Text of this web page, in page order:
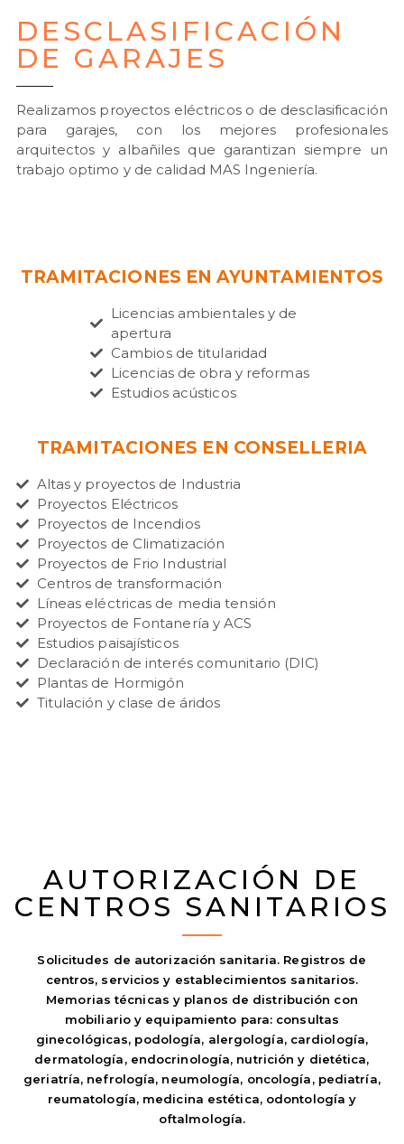
DESCLASIFICACIÓN
DE GARAJES
Realizamos proyectos eléctricos o de desclasificación
para garajes, con los mejores profesionales
arquitectos y albañiles que garantizan siempre un
trabajo optimo y de calidad MAS Ingeniería.
TRAMITACIONES EN AYUNTAMIENTOS
Licencias ambientales y de
apertura
Cambios de titularidad
Licencias de obra y reformas
Estudios acústicos
TRAMITACIONES EN CONSELLERIA
Altas y proyectos de Industria
Proyectos Eléctricos
Proyectos de Incendios
Proyectos de Climatización
Proyectos de Frio Industrial
Centros de transformación
Líneas eléctricas de media tensión
Proyectos de Fontanería y ACS
Estudios paisajísticos
Declaración de interés comunitario (DIC)
Plantas de Hormigón
Titulación y clase de áridos
AUTORIZACIÓN DE
CENTROS SANITARIOS
Solicitudes de autorización sanitaria. Registros de
centros, servicios y establecimientos sanitarios.
Memorias técnicas y planos de distribución con
mobiliario y equipamiento para: consultas
ginecológicas, podología, alergología, cardiología,
dermatología, endocrinología, nutrición y dietética,
geriatría, nefrología, neumología, oncología, pediatría,
reumatología, medicina estética, odontología y
oftalmología.